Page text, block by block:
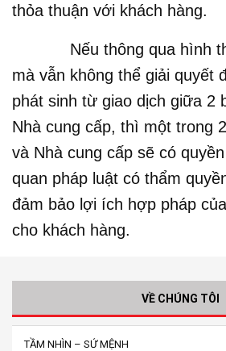
thỏa thuận với khách hàng.
Nếu thông qua hình
mà vẫn không thể giải quyết
phát sinh từ giao dịch giữa 2
Nhà cung cấp, thì một trong
và Nhà cung cấp sẽ có
quan pháp luật có thẩm
đảm bảo lợi ích hợp pháp
cho khách hàng.
VỀ CHÚNG TÔI
TẦM NHÌN – SỨ MỆNH